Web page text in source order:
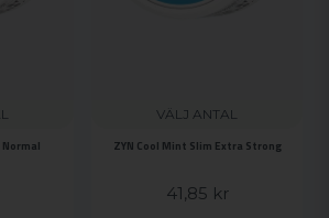
Normal
VÄLJ ANTAL
ZYN Cool Mint Slim Extra Strong
41,85 kr